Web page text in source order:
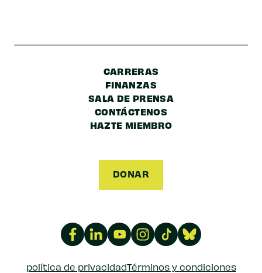
CARRERAS
FINANZAS
SALA DE PRENSA
CONTÁCTENOS
HAZTE MIEMBRO
DONAR
política de privacidadTérminos y condiciones